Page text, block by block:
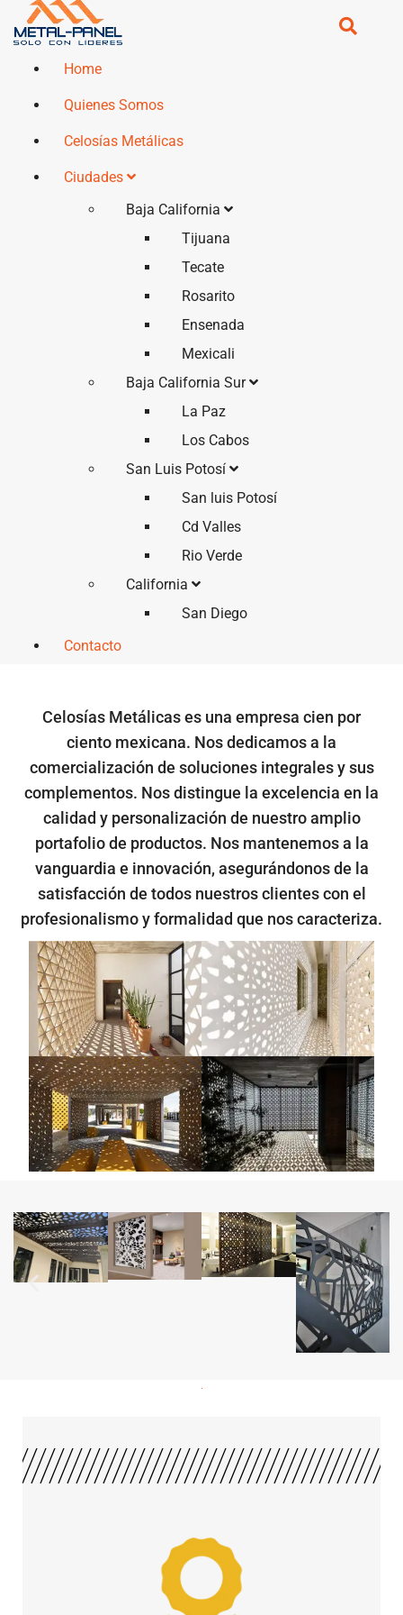
Home
Quienes Somos
Celosías Metálicas
Ciudades
Baja California
Tijuana
Tecate
Rosarito
Ensenada
Mexicali
Baja California Sur
La Paz
Los Cabos
San Luis Potosí
San luis Potosí
Cd Valles
Rio Verde
California
San Diego
Contacto
Celosías Metálicas es una empresa cien por
ciento mexicana. Nos dedicamos a la
comercialización de soluciones integrales y sus
complementos. Nos distingue la excelencia en la
calidad y personalización de nuestro amplio
portafolio de productos. Nos mantenemos a la
vanguardia e innovación, asegurándonos de la
satisfacción de todos nuestros clientes con el
profesionalismo y formalidad que nos caracteriza.